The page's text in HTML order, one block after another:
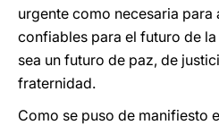
urgente como necesaria para
confiables para el futuro de
sea un futuro de paz, de
fraternidad.
Como se puso de manifiesto